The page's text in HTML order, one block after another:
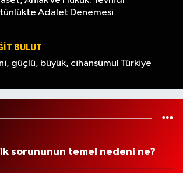
Adalet Denemesi
BULUT
güçlü, büyük, cihanşümul Türkiye
sorununun temel nedeni ne?